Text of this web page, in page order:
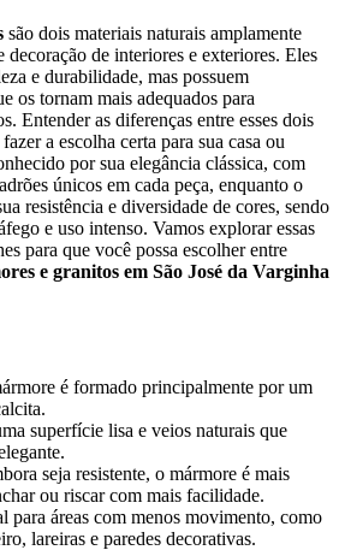
são dois materiais naturais amplamente
decoração de interiores e exteriores. Eles
e durabilidade, mas possuem
os tornam mais adequados para
Entender as diferenças entre esses dois
a escolha certa para sua casa ou
por sua elegância clássica, com
únicos em cada peça, enquanto o
resistência e diversidade de cores, sendo
e uso intenso. Vamos explorar essas
para que você possa escolher entre
e granitos em São José da Varginha
é formado principalmente por um
superfície lisa e veios naturais que
seja resistente, o mármore é mais
ou riscar com mais facilidade.
para áreas com menos movimento, como
lareiras e paredes decorativas.